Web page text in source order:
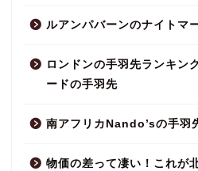
ルアンパバーンのナイトマ
ロンドンの手羽先ランキン
ードの手羽先
南アフリカNando’sの手羽
物価の差って凄い！これが